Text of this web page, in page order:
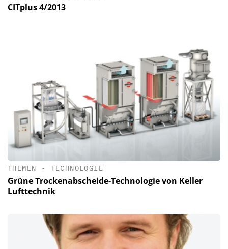
CITplus 4/2013
THEMEN • TECHNOLOGIE
Grüne Trockenabscheide-Technologie von Keller
Lufttechnik